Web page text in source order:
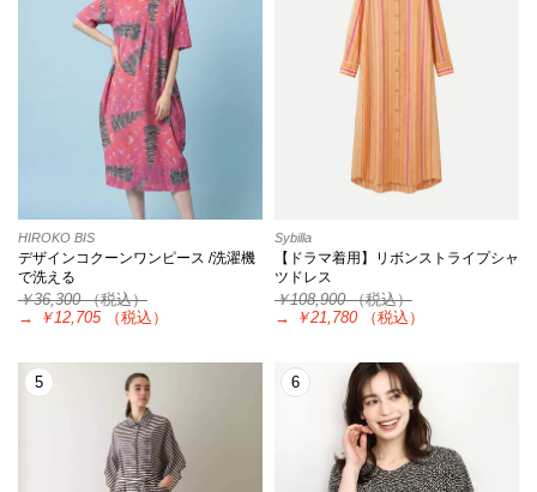
HIROKO BIS
デザインコクーンワンピース /洗濯機
で洗える
￥36,300（税込）
→
￥12,705 （税込）
Sybilla
【ドラマ着用】リボンストライプシャ
ツドレス
￥108,900（税込）
→
￥21,780 （税込）
5 6